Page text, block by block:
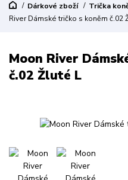
Dárkové zboží Trička
River Dámské tričko s koněm č.02
Moon River
č.02 Žluté L